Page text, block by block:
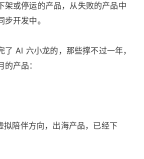
架或停运的产品，从失败的产品中
开发中。
了 AI 六小龙的，那些撑不过一年，
产品：
拟陪伴方向，出海产品，已经下